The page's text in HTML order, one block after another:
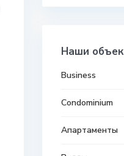
Наши
Business
Condominium
Апартаменты